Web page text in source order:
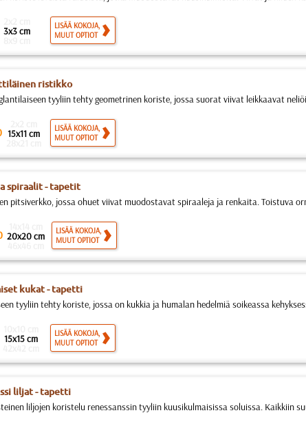
3x3 cm
LISÄÄ KOKOJA,
MUUT OPTIOT
ristikko
tyyliin tehty geometrinen koriste, jossa suorat viivat leikkaavat
15x11 cm
LISÄÄ KOKOJA,
MUUT OPTIOT
spiraalit - tapetit
pitsiverkko, jossa ohuet viivat muodostavat spiraaleja ja renkaita. Toistuva
20x20 cm
LISÄÄ KOKOJA,
MUUT OPTIOT
kukat - tapetti
tyyliin tehty koriste, jossa on kukkia ja humalan hedelmiä soikeassa
15x15 cm
LISÄÄ KOKOJA,
MUUT OPTIOT
liljat - tapetti
liljojen koristelu renessanssin tyyliin kuusikulmaisissa soluissa. Kaikkiin